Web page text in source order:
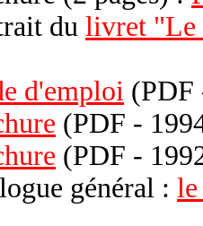
du livret "Le
d'emploi (PDF
(PDF -
(PDF -
général :